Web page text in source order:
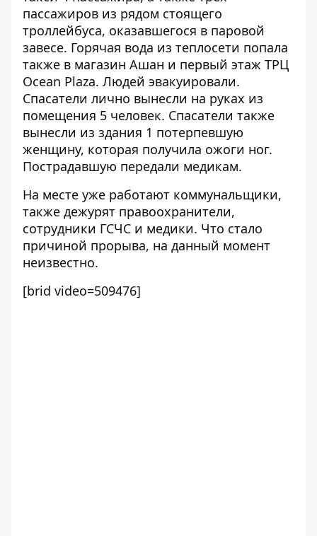
пассажиров из рядом стоящего
троллейбуса, оказавшегося в паровой
завесе. Горячая вода из теплосети попала
также в магазин Ашан и первый этаж ТРЦ
Ocean Plaza. Людей эвакуировали.
Спасатели лично вынесли на руках из
помещения 5 человек. Спасатели также
вынесли из здания 1 потерпевшую
женщину, которая получила ожоги ног.
Пострадавшую передали медикам.
На месте уже работают коммунальщики,
также дежурят правоохранители,
сотрудники ГСЧС и медики. Что стало
причиной прорыва, на данный момент
неизвестно.
[brid video=509476]